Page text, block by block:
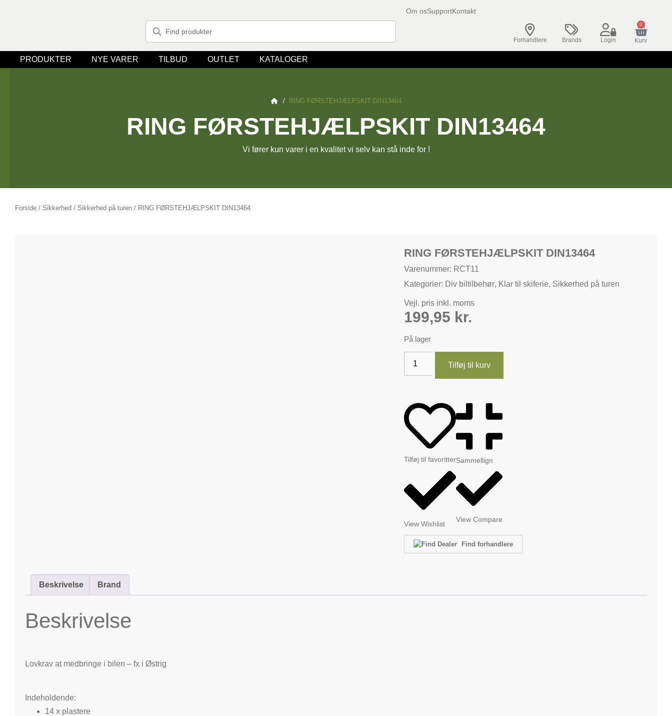
Om osSupportKontakt
Forhandlere Brands Login
0
Kurv
PRODUKTER NYE VARER TILBUD OUTLET KATALOGER
/ RING FØRSTEHJÆLPSKIT DIN13464
RING FØRSTEHJÆLPSKIT DIN13464
Vi fører kun varer i en kvalitet vi selv kan stå inde for !
Forside / Sikkerhed / Sikkerhed på turen / RING FØRSTEHJÆLPSKIT DIN13464
RING FØRSTEHJÆLPSKIT DIN13464
Varenummer: RCT11
Kategorier: Div biltilbehør, Klar til skiferie, Sikkerhed på turen
Vejl. pris inkl. moms
199,95 kr.
På lager
Tilføj til kurv
Tilføj til favoritter
View Wishlist
Sammellign
View Compare
Find forhandlere
Beskrivelse Brand
Beskrivelse
Lovkrav at medbringe i bilen – fx i Østrig
Indeholdende:
14 x plastere